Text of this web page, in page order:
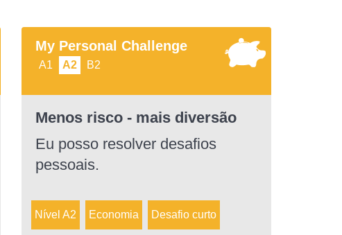
My Personal Challenge
A1 A2 B2
Menos risco - mais diversão
Eu posso resolver desafios
pessoais.
Nível A2 Economia Desafio curto